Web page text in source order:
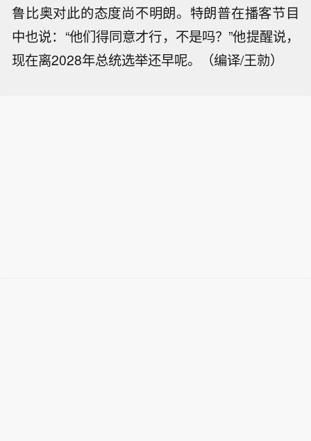
鲁比奥对此的态度尚不明朗。特朗普在播客节目
中也说：“他们得同意才行，不是吗？”他提醒说，
现在离2028年总统选举还早呢。（编译/王勍）